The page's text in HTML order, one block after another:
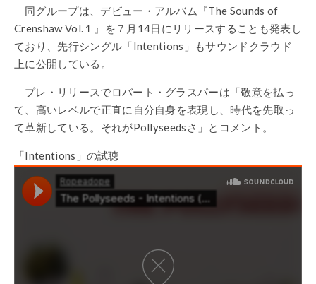
同グループは、デビュー・アルバム『The Sounds of
Crenshaw Vol.１』を７月14日にリリースすることも発表し
ており、先行シングル「Intentions」もサウンドクラウド
上に公開している。
プレ・リリースでロバート・グラスパーは「敬意を払っ
て、高いレベルで正直に自分自身を表現し、時代を先取っ
て革新している。それがPollyseedsさ」とコメント。
「Intentions」の試聴